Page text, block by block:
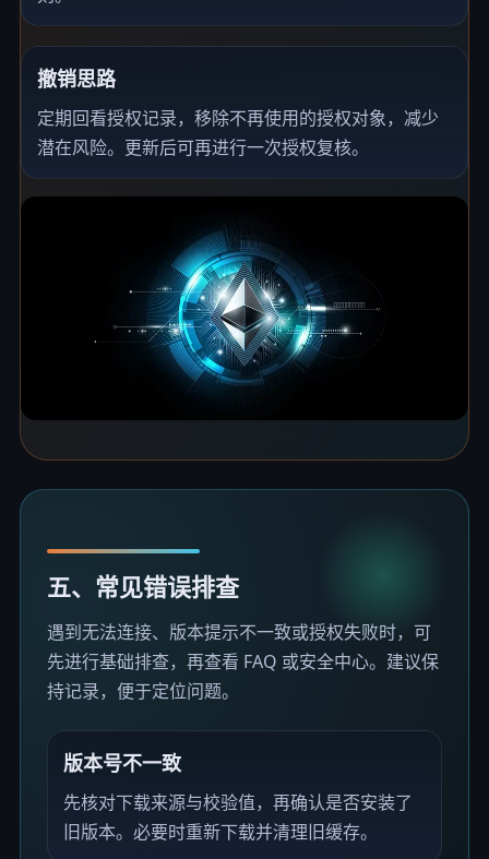
撤销思路
定期回看授权记录，移除不再使用的授权对象，减少
潜在风险。更新后可再进行一次授权复核。
五、常见错误排查
遇到无法连接、版本提示不一致或授权失败时，可
先进行基础排查，再查看 FAQ 或安全中心。建议保
持记录，便于定位问题。
版本号不一致
先核对下载来源与校验值，再确认是否安装了
旧版本。必要时重新下载并清理旧缓存。